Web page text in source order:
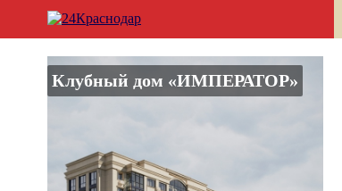
Клубный дом «ИМПЕРАТОР»